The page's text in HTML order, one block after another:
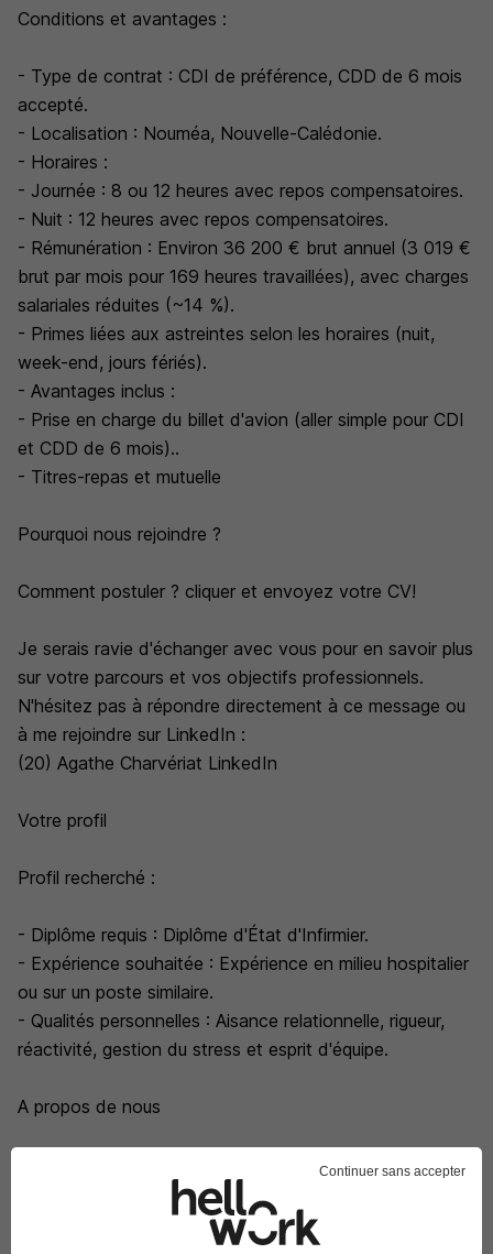
Conditions et avantages :
- Type de contrat : CDI de préférence, CDD de 6 mois
accepté.
- Localisation : Nouméa, Nouvelle-Calédonie.
- Horaires :
- Journée : 8 ou 12 heures avec repos compensatoires.
- Nuit : 12 heures avec repos compensatoires.
- Rémunération : Environ 36 200 € brut annuel (3 019 €
brut par mois pour 169 heures travaillées), avec charges
salariales réduites (~14 %).
- Primes liées aux astreintes selon les horaires (nuit,
week-end, jours fériés).
- Avantages inclus :
- Prise en charge du billet d'avion (aller simple pour CDI
et CDD de 6 mois)..
- Titres-repas et mutuelle
Pourquoi nous rejoindre ?
Comment postuler ? cliquer et envoyez votre CV!
Je serais ravie d'échanger avec vous pour en savoir plus
sur votre parcours et vos objectifs professionnels.
N'hésitez pas à répondre directement à ce message ou
à me rejoindre sur LinkedIn :
(20) Agathe Charvériat LinkedIn
Votre profil
Profil recherché :
- Diplôme requis : Diplôme d'État d'Infirmier.
- Expérience souhaitée : Expérience en milieu hospitalier
ou sur un poste similaire.
- Qualités personnelles : Aisance relationnelle, rigueur,
réactivité, gestion du stress et esprit d'équipe.
A propos de nous
Adecco Medical est un acteur majeur des solutions
emploi des professionnels de la santé. Nous intervenons
dans les secteurs du sanitaire, du médico-social, du
bloc, de la rééducation, de la santé au travail, de la
Continuer sans accepter